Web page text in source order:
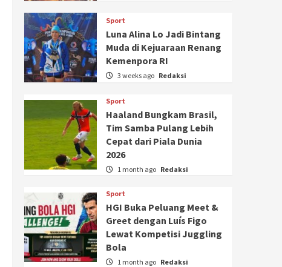
Sport
Luna Alina Lo Jadi Bintang
Muda di Kejuaraan Renang
Kemenpora RI
3 weeks ago Redaksi
Sport
Haaland Bungkam Brasil,
Tim Samba Pulang Lebih
Cepat dari Piala Dunia
2026
1 month ago Redaksi
Sport
HGI Buka Peluang Meet &
Greet dengan Luís Figo
Lewat Kompetisi Juggling
Bola
1 month ago Redaksi